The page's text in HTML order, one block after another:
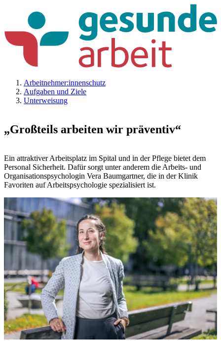
Arbeitnehmer:innenschutz
Aufgaben und Ziele
Unterweisung
„Großteils arbeiten wir präventiv“
Ein attraktiver Arbeitsplatz im Spital und in der Pflege bietet dem
Personal Sicherheit. Dafür sorgt unter anderem die Arbeits- und
Organisationspsychologin Vera Baumgartner, die in der Klinik
Favoriten auf Arbeitspsychologie spezialisiert ist.